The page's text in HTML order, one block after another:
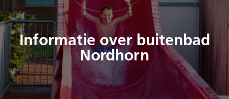
Informatie over buitenbad
Nordhorn